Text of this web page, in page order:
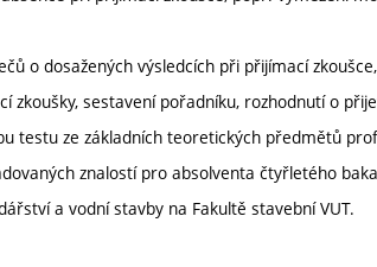
o dosažených výsledcích při přijímací
zkoušky, sestavení pořadníku, rozhodnutí o
testu ze základních teoretických předmětů
znalostí pro absolventa čtyřletého
a vodní stavby na Fakultě stavební VUT.